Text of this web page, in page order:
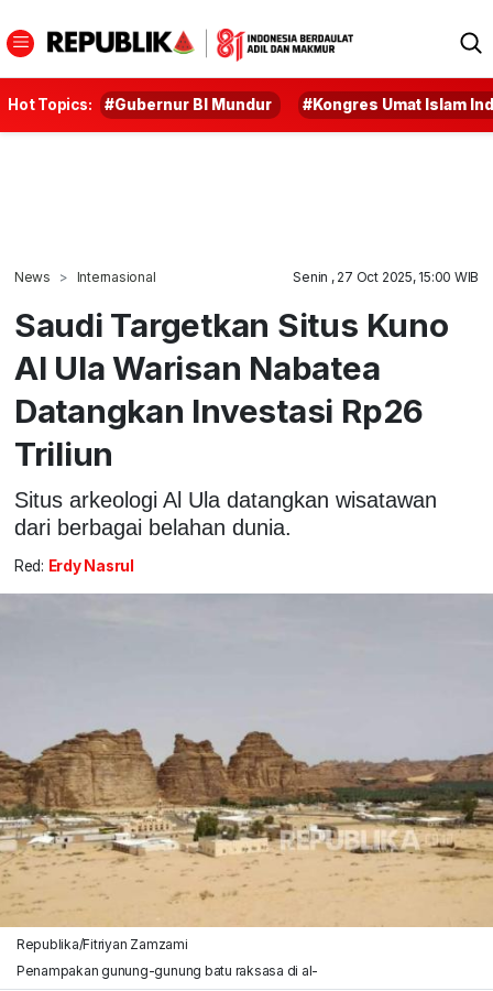
Hot Topics: #Gubernur BI Mundur #Kongres Umat Islam
News Internasional Senin , 27 Oct 2025, 15:00 WIB
Saudi Targetkan Situs Kuno
Al Ula Warisan Nabatea
Datangkan Investasi Rp26
Triliun
Situs arkeologi Al Ula datangkan wisatawan
dari berbagai belahan dunia.
Red: Erdy Nasrul
Republika/Fitriyan Zamzami
Penampakan gunung-gunung batu raksasa di al-